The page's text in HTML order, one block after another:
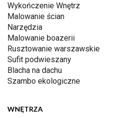
Wykończenie Wnętrz
Malowanie ścian
Narzędzia
Malowanie boazerii
Rusztowanie warszawskie
Sufit podwieszany
Blacha na dachu
Szambo ekologiczne
WNĘTRZA